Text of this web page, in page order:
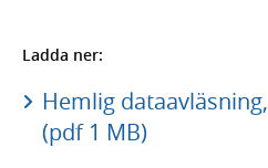
Ladda ner:
Hemlig
(pdf 1 MB)